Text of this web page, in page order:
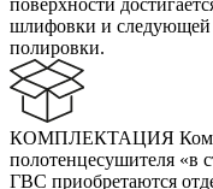
поверхности
шлифовки и следующей
полировки.
КОМПЛЕКТАЦИЯ
полотенцесушителя «в
ГВС приобретаются